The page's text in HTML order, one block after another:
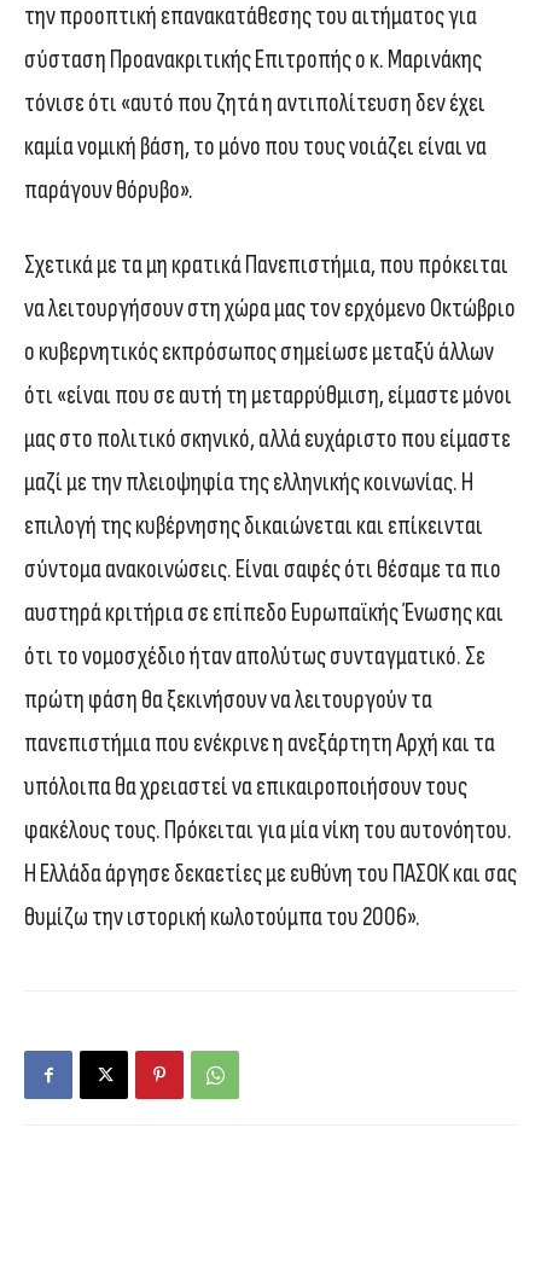
την προοπτική επανακατάθεσης του αιτήματος για
σύσταση Προανακριτικής Επιτροπής ο κ. Μαρινάκης
τόνισε ότι «αυτό που ζητά η αντιπολίτευση δεν έχει
καμία νομική βάση, το μόνο που τους νοιάζει είναι να
παράγουν θόρυβο».
Σχετικά με τα μη κρατικά Πανεπιστήμια, που πρόκειται
να λειτουργήσουν στη χώρα μας τον ερχόμενο Οκτώβριο
ο κυβερνητικός εκπρόσωπος σημείωσε μεταξύ άλλων
ότι «είναι που σε αυτή τη μεταρρύθμιση, είμαστε μόνοι
μας στο πολιτικό σκηνικό, αλλά ευχάριστο που είμαστε
μαζί με την πλειοψηφία της ελληνικής κοινωνίας. Η
επιλογή της κυβέρνησης δικαιώνεται και επίκεινται
σύντομα ανακοινώσεις. Είναι σαφές ότι θέσαμε τα πιο
αυστηρά κριτήρια σε επίπεδο Ευρωπαϊκής Ένωσης και
ότι το νομοσχέδιο ήταν απολύτως συνταγματικό. Σε
πρώτη φάση θα ξεκινήσουν να λειτουργούν τα
πανεπιστήμια που ενέκρινε η ανεξάρτητη Αρχή και τα
υπόλοιπα θα χρειαστεί να επικαιροποιήσουν τους
φακέλους τους. Πρόκειται για μία νίκη του αυτονόητου.
Η Ελλάδα άργησε δεκαετίες με ευθύνη του ΠΑΣΟΚ και σας
θυμίζω την ιστορική κωλοτούμπα του 2006».